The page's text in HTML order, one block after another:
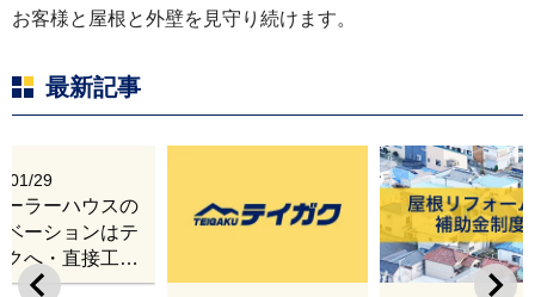
お客様と屋根と外壁を見守り続けます。
最新記事
01/29
ーラーハウスの
ベーションはテ
クへ・直接工事
張改修サービス